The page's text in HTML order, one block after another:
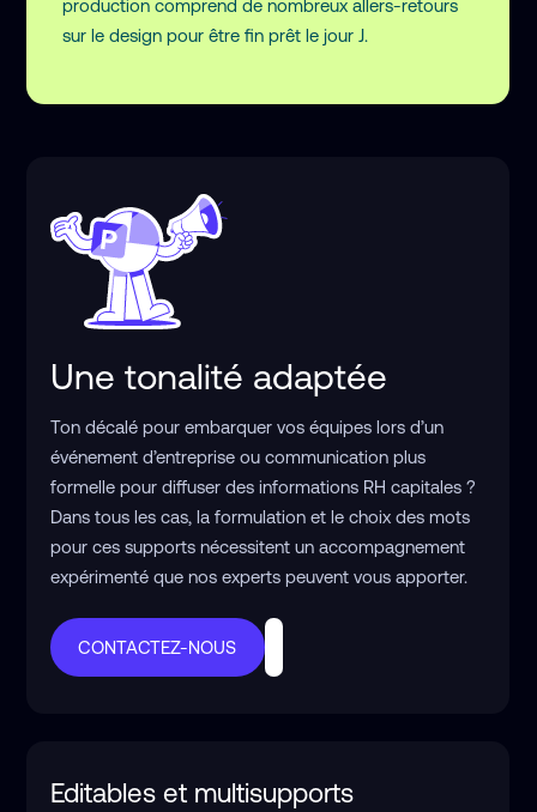
production comprend de nombreux allers-retours
sur le design pour être fin prêt le jour J.
Une tonalité adaptée
Ton décalé pour embarquer vos équipes lors d’un
événement d’entreprise ou communication plus
formelle pour diffuser des informations RH capitales ?
Dans tous les cas, la formulation et le choix des mots
pour ces supports nécessitent un accompagnement
expérimenté que nos experts peuvent vous apporter.
CONTACTEZ-NOUS
Editables et multisupports